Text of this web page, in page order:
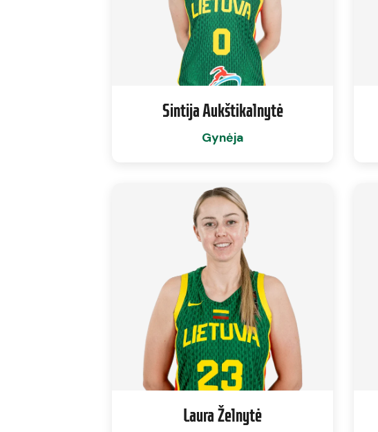
Sintija Aukštikalnytė
Gynėja
Laura Želnytė